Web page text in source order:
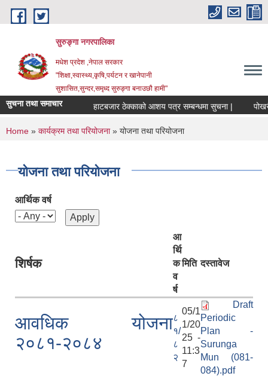
Skip to main content
सुरुङ्‍गा नगरपालिका
मधेश प्रदेश ,नेपाल सरकार
"शिक्षा,स्वास्थ्य,कृषि,पर्यटन र खानेपानी
सुशासित,सुन्दर,समृध्द सुरुङ्गा बनाउछौ हामी"
सुचना तथा समाचार हाटबजार ठेक्काको आशय पत्र सम्बन्धमा सुचना |
You are here
Home » कार्यक्रम तथा परियोजना» योजना तथा परियोजना
योजना तथा परियोजना
आर्थिक वर्ष
शिर्षक
आ
र्थि
क
व
र्ष
मिति दस्तावेज
आवधिक योजना
२०८१-२०८४
८
१/
८
२
05/1
1/20
25 -
11:3
7
Draft
Periodic
Plan -
Surunga
Mun (081-
084).pdf